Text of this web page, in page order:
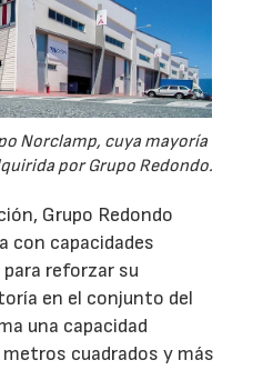
Norclamp, cuya mayoría
por Grupo Redondo.
Grupo Redondo
con capacidades
reforzar su
en el conjunto del
una capacidad
cuadrados y más